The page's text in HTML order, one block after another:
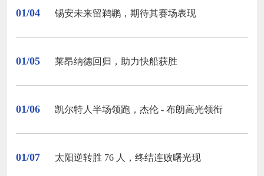
01/04 锡安未来留鹈鹕，期待其赛场表现
01/05 莱昂纳德回归，助力快船获胜
01/06 凯尔特人半场领跑，杰伦 - 布朗高光领衔
01/07 太阳逆转胜 76 人，终结连败曙光现